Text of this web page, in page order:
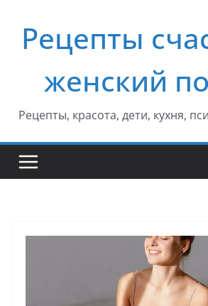
содержимому
Рецепты
женский
Рецепты, красота, дети, кухня,